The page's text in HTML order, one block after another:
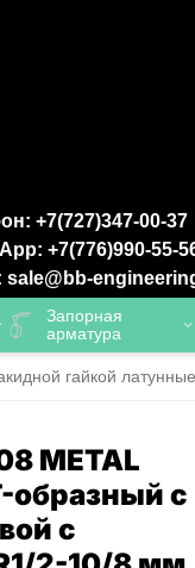
+7(727)347-00-37
+7(776)990-55-
sale@bb-
Запорная
арматура
гайкой латунные
METAL
образный с
с